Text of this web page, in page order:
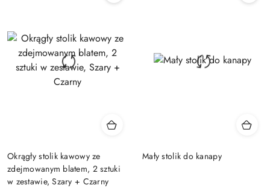
Okrągły stolik kawowy ze
zdejmowanym blatem, 2 sztuki
w zestawie, Szary + Czarny
Mały stolik do kanapy